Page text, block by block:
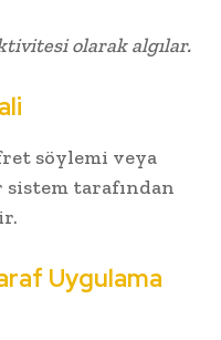
olarak algılar.
söylemi veya
tarafından
Uygulama